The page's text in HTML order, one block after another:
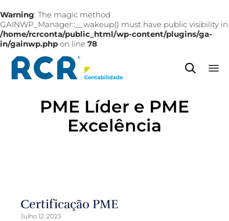
Warning: The magic method
GAINWP_Manager::__wakeup() must have public visibility in
/home/rcrconta/public_html/wp-content/plugins/ga-
in/gainwp.php on line 78

PME Líder e PME
Excelência
Certificação PME
Julho 12, 2023